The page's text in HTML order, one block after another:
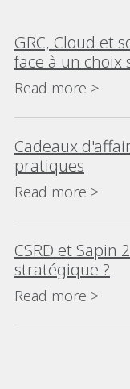
GRC, Cloud et
face à un choix
Read more >
Cadeaux
pratiques
Read more >
CSRD et Sapin
stratégique ?
Read more >